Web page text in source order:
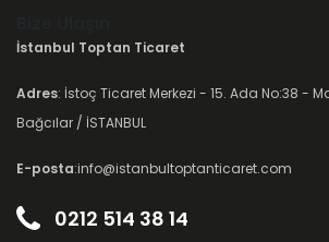
İstanbul Toptan Ticaret
Adres: İstoç Ticaret Merkezi - 15. Ada No:38 -
Bağcılar / İSTANBUL
E-posta:info@istanbultoptanticaret.com
0212 514 38 14